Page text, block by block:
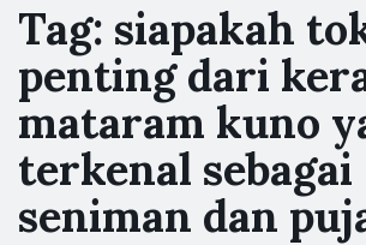
Tag: siapakah
penting dari
mataram kuno
terkenal sebagai
seniman dan